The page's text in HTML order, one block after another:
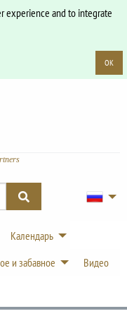
experience and to integrate
OK
Календарь
и забавное
Видео